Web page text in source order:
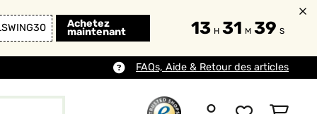
Achetez
maintenant 13 H 31 M 38 S
FAQs, Aide & Retour des articles